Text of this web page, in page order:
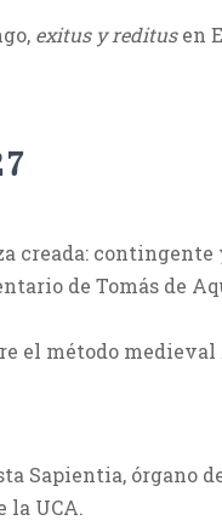
exitus y reditusen
creada: contingente
de Tomás de
el método medieval
Sapientia, órgano
la UCA.